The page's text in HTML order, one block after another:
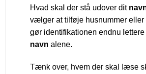
Hvad skal der stå udover dit
vælger at tilføje husnummer eller
gør identifikationen endnu
navn alene.
Tænk over, hvem der skal læse